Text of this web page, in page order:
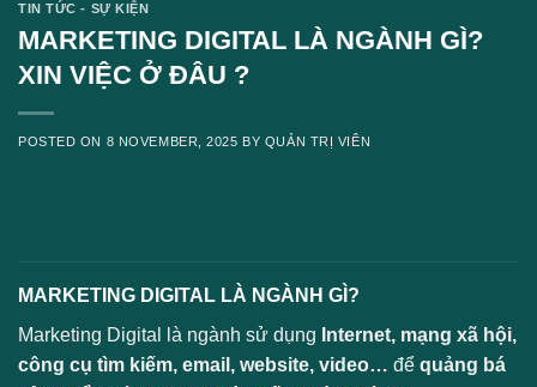
TIN TỨC - SỰ KIỆN
MARKETING DIGITAL LÀ NGÀNH GÌ?
XIN VIỆC Ở ĐÂU ?
POSTED ON 8 NOVEMBER, 2025 BY QUẢN TRỊ VIÊN
MARKETING DIGITAL LÀ NGÀNH GÌ?
Marketing Digital là ngành sử dụng Internet, mạng xã hội,
công cụ tìm kiếm, email, website, video… để quảng bá